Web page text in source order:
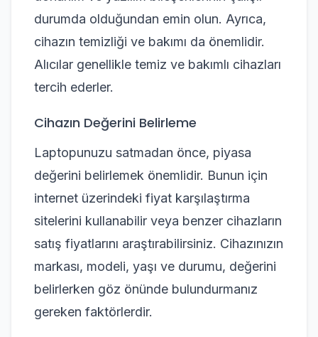
durumda olduğundan emin olun. Ayrıca,
cihazın temizliği ve bakımı da önemlidir.
Alıcılar genellikle temiz ve bakımlı cihazları
tercih ederler.
Cihazın Değerini Belirleme
Laptopunuzu satmadan önce, piyasa
değerini belirlemek önemlidir. Bunun için
internet üzerindeki fiyat karşılaştırma
sitelerini kullanabilir veya benzer cihazların
satış fiyatlarını araştırabilirsiniz. Cihazınızın
markası, modeli, yaşı ve durumu, değerini
belirlerken göz önünde bulundurmanız
gereken faktörlerdir.